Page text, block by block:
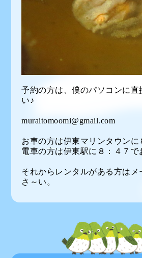
予約の方は、僕のパソコンに直
い♪
muraitomoomi@gmail.com
お車の方は伊東マリンタウンに
電車の方は伊東駅に８：４７で
それからレンタルがある方は
さ～い。